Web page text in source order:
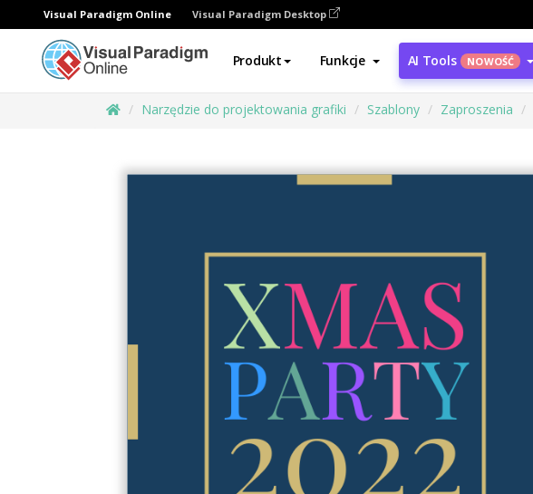
Visual Paradigm Online Visual Paradigm Desktop
Produkt Funkcje AI Tools NOWOŚĆ
Narzędzie do projektowania grafiki Szablony Zaproszenia